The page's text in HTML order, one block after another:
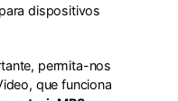
dispositivos
permita-nos
que funciona